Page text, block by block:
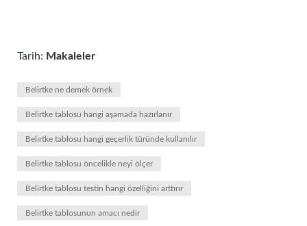
Tarih: Makaleler
Belirtke ne demek örnek
Belirtke tablosu hangi aşamada hazırlanır
Belirtke tablosu hangi geçerlik türünde kullanılır
Belirtke tablosu öncelikle neyi ölçer
Belirtke tablosu testin hangi özelliğini arttırır
Belirtke tablosunun amacı nedir